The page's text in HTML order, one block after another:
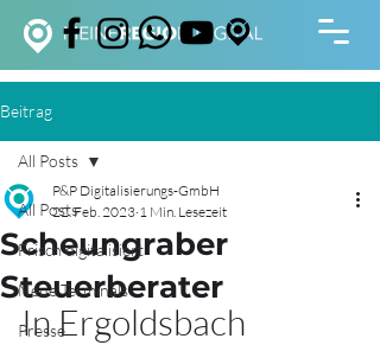
Beitrag
All Posts
Frisch digitalisiert
Neue Terminals
Presse
All Posts
Scheungraber
Steuerberater
P&P Digitalisierungs-GmbH
22. Feb. 2023 1 Min. Lesezeit
In Ergoldsbach